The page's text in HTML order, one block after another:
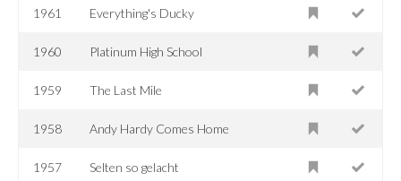
1961 Everything's Ducky
1960 Platinum High School
1959 The Last Mile
1958 Andy Hardy Comes Home
1957 Selten so gelacht